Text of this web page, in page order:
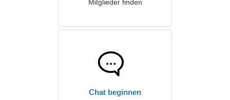
Mitglieder finden
Chat beginnen